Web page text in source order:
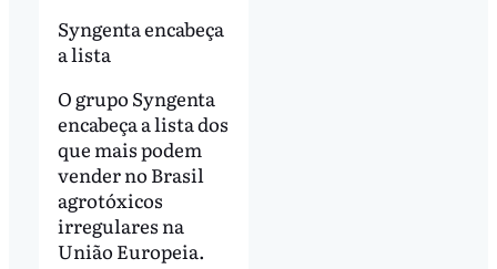
Syngenta encabeça
a lista
O grupo Syngenta
encabeça a lista dos
que mais podem
vender no Brasil
agrotóxicos
irregulares na
União Europeia.